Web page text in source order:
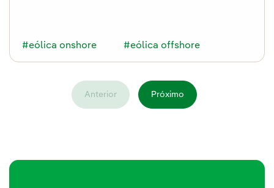
#eólica onshore #eólica offshore
Anterior Próximo